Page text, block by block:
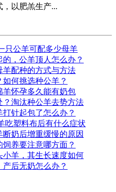
以肥羔生产...
只公羊可配多少母羊
，公羊顶人怎么办？
羊配种的方式与方法
何挑选种公羊？
羊怀孕多久能有奶包
淘汰种公羊去势方法
针起包了怎么办？
吃塑料布后有什么症状
奶后增重缓慢的原因
养要注意哪方面？
羊，其生长速度如何
后无奶怎么办？